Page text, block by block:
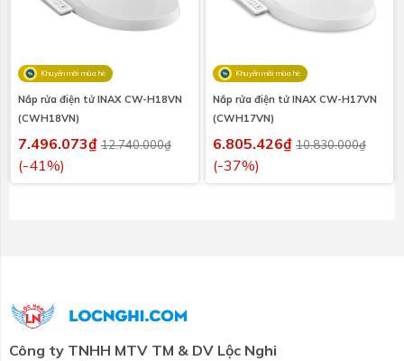
Khuyến mãi mùa hè
Nắp rửa điện tử INAX CW-H18VN
(CWH18VN)
7.496.073₫ 12.740.000₫
(-41%)
Khuyến mãi mùa hè
Nắp rửa điện tử INAX CW-H17VN
(CWH17VN)
6.805.426₫ 10.830.000₫
(-37%)
Công ty TNHH MTV TM & DV Lộc Nghi